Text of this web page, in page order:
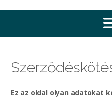
Ez az oldal olyan adatokat